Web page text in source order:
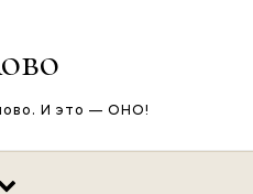
И это — ОНО!